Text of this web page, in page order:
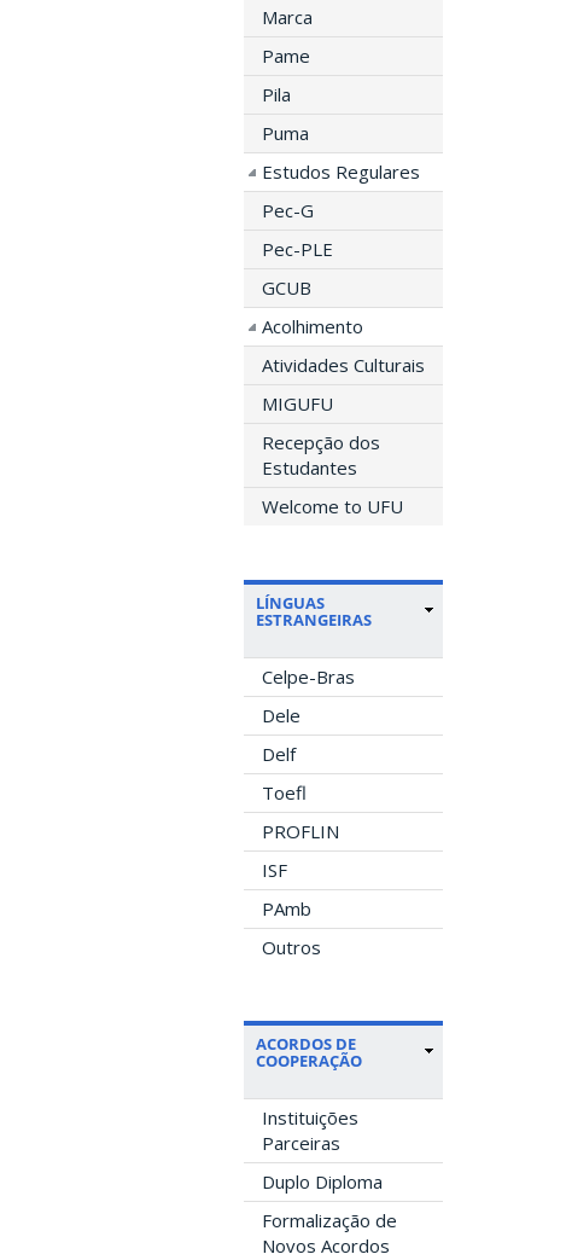
Marca
Pame
Pila
Puma
Estudos Regulares
Pec-G
Pec-PLE
GCUB
Acolhimento
Atividades Culturais
MIGUFU
Recepção dos
Estudantes
Welcome to UFU
LÍNGUAS
ESTRANGEIRAS
Celpe-Bras
Dele
Delf
Toefl
PROFLIN
ISF
PAmb
Outros
ACORDOS DE
COOPERAÇÃO
Instituições
Parceiras
Duplo Diploma
Formalização de
Novos Acordos